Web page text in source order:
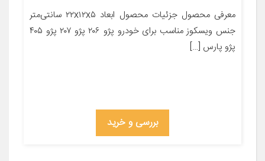
معرفی محصول جزئیات محصول ابعاد ۲۲x۱۲x۵ سانتی‌متر
جنس ویسکوز مناسب برای خودرو پژو ۲۰۶ پژو ۲۰۷ پژو ۴۰۵
پژو پارس […]
بررسی و خرید